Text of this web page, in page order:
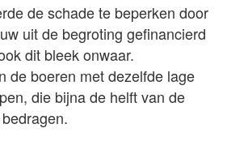
de schade te beperken door
uit de begroting gefinancierd
dit bleek onwaar.
de boeren met dezelfde lage
die bijna de helft van de